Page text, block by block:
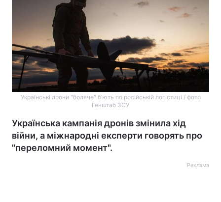
Українські дрони "боляче" бʼють по російській логістиці / фото
Генштаб ЗСУ
Українська кампанія дронів змінила хід
війни, а міжнародні експерти говорять про
"переломний момент".
Реклама